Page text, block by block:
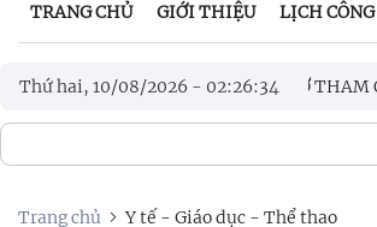
TRANG CHỦ GIỚI THIỆU LỊCH
Thứ hai, 10/08/2026 - 02:26:36
TÁC XÃ BA TƠ THAM QUAN, HỌC
HÙNG LIỆT SĨ
Trang chủ Y tế - Giáo dục - Thể thao